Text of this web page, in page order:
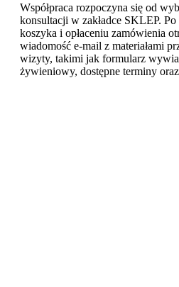
Współpraca rozpoczyna się od
konsultacji w zakładce SKLEP. Po
koszyka i opłaceniu zamówienia
wiadomość e-mail z materiałami
wizyty, takimi jak formularz
żywieniowy, dostępne terminy